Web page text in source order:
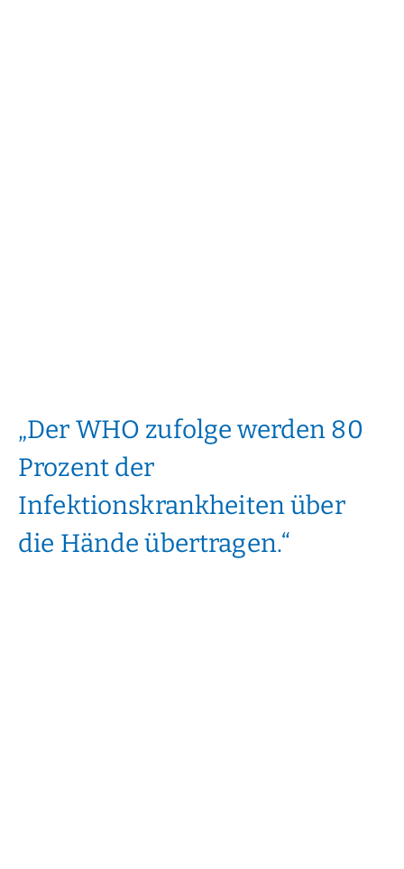
Der WHO zufolge werden 80
Prozent der
Infektionskrankheiten über
die Hände übertragen.